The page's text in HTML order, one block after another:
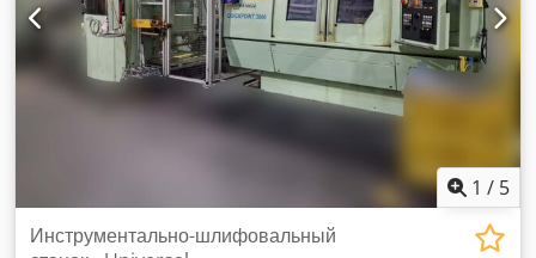
с макс. 12000 об/мин Диаметр подшипника шпинделя: 90
мм Время раскрутки: 0-10 000 об/мин, примерно 0,8 с Ход
по оси X: 600 мм Ход по оси Y (при смене положения): 600
(875) мм Ход по осям Z1 и Z2: 500 мм Система смены
инструмента: автоматическая Шпиндель для инструмента:
HSK 80 Количество мест для инструментов: 70 Макс.
диаметр инструмента: 90 мм Макс. длина инструмента: 540
мм Макс. вес инструмента: 10 кг Chedpfeyan Sasx Aanja
Макс. нагрузка на магазин: 350 кг
1 / 5
Инструментально-шлифовальный